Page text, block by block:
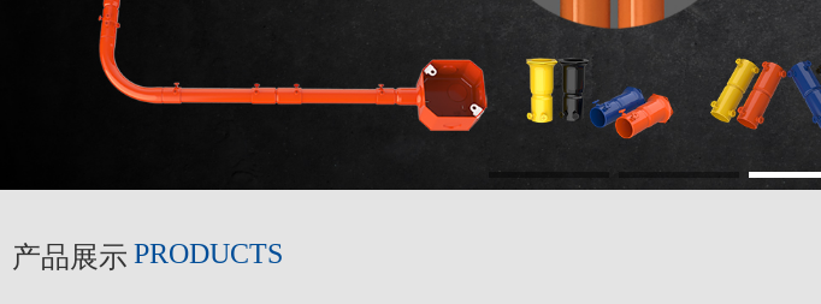
产品展示 PRODUCTS